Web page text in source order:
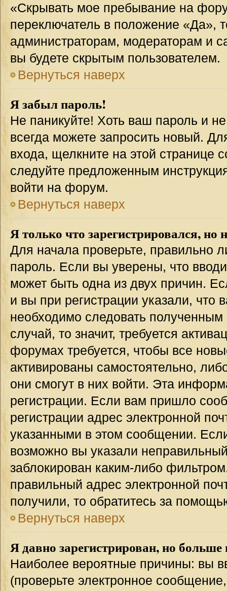
«Скрывать мое пребывание на
переключатель в положение «Да»,
администраторам, модераторам и
вы будете скрытым пользователем.
Вернуться наверх
Я забыл пароль!
Не паникуйте! Хоть ваш пароль и
всегда можете запросить новый.
входа, щелкните на этой странице
следуйте предложенным
войти на форум.
Вернуться наверх
Я только что зарегистрировался, но
Для начала проверьте, правильно
пароль. Если вы уверены, что
может быть одна из двух причин.
и вы при регистрации указали, что
необходимо следовать
случай, то значит, требуется
форумах требуется, чтобы все
активированы самостоятельно,
они смогут в них войти. Эта
регистрации. Если вам пришло
регистрации адрес электронной
указанными в этом сообщении.
возможно вы указали
заблокирован каким-либо
правильный адрес электронной
получили, то обратитесь за
Вернуться наверх
Я давно зарегистрирован, но
Наиболее вероятные причины: вы
(проверьте электронное